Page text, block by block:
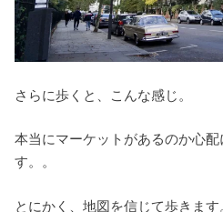
さらに歩くと、こんな感じ。
本当にマーケットがあるのか心
す。。
とにかく、地図を信じて歩きます